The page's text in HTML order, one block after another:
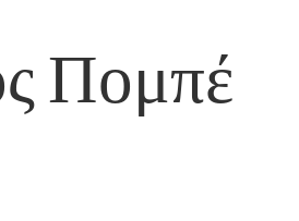
Πομπέ